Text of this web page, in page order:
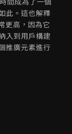
此。這也解釋
更高，因為它
入到用戶構建
推廣元素進行